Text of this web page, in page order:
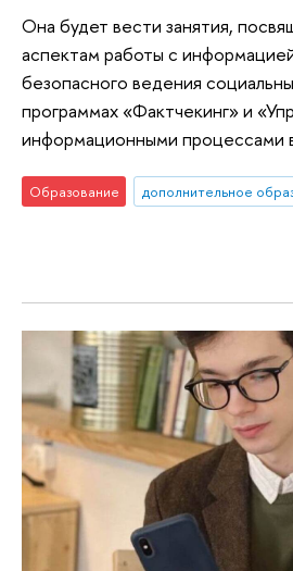
Она будет вести занятия,
аспектам работы с
безопасного ведения
программах «Фактчекинг» и
информационными процессами
Образование дополнительное